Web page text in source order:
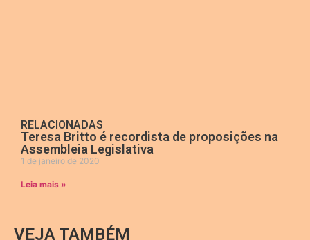
RELACIONADAS
Teresa Britto é recordista de proposições na
Assembleia Legislativa
1 de janeiro de 2020
Leia mais »
VEJA TAMBÉM